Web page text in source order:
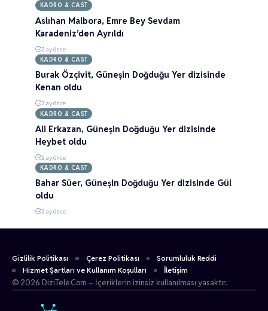
KADRO & CAST
Aslıhan Malbora, Emre Bey Sevdam
Karadeniz’den Ayrıldı
2 ay önce
KADRO & CAST
Burak Özçivit, Güneşin Doğduğu Yer dizisinde
Kenan oldu
2 ay önce
KADRO & CAST
Ali Erkazan, Güneşin Doğduğu Yer dizisinde
Heybet oldu
2 ay önce
KADRO & CAST
Bahar Süer, Güneşin Doğduğu Yer dizisinde Gül
oldu
2 ay önce
Gizlilik Politikası Çerez Politikası
Sorumluluk Reddi
Hizmet Şartları ve Kullanım Koşulları
İletişim
© 2026 DiziTele.Com – İçeriklerin izinsiz kullanılması yasaktır.